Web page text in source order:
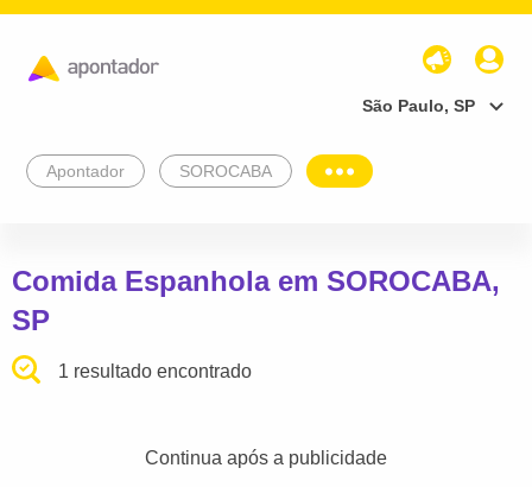
São Paulo, SP
Apontador SOROCABA
Comida Espanhola em SOROCABA,
SP
1 resultado encontrado
Continua após a publicidade